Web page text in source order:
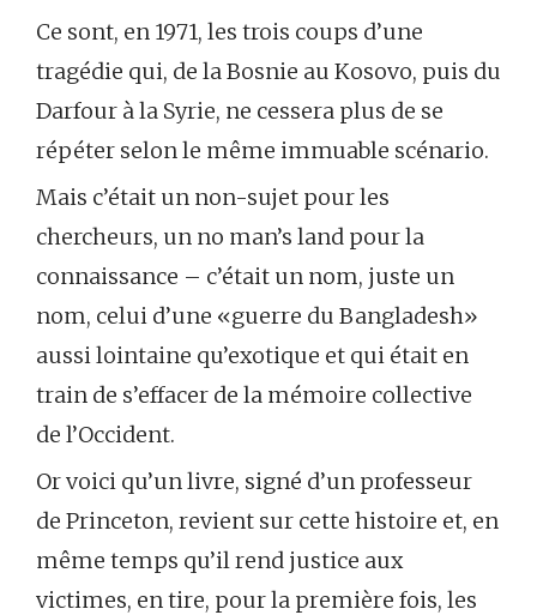
Ce sont, en 1971, les trois coups d’une
tragédie qui, de la Bosnie au Kosovo, puis du
Darfour à la Syrie, ne cessera plus de se
répéter selon le même immuable scénario.
Mais c’était un non-sujet pour les
chercheurs, un no man’s land pour la
connaissance – c’était un nom, juste un
nom, celui d’une «guerre du Bangladesh»
aussi lointaine qu’exotique et qui était en
train de s’effacer de la mémoire collective
de l’Occident.
Or voici qu’un livre, signé d’un professeur
de Princeton, revient sur cette histoire et, en
même temps qu’il rend justice aux
victimes, en tire, pour la première fois, les